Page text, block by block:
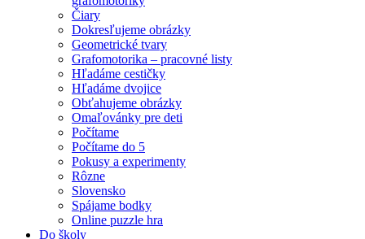
Čiary
Dokresľujeme obrázky
Geometrické tvary
Grafomotorika – pracovné listy
Hľadáme cestičky
Hľadáme dvojice
Obťahujeme obrázky
Omaľovánky pre deti
Počítame
Počítame do 5
Pokusy a experimenty
Rôzne
Slovensko
Spájame bodky
Online puzzle hra
Do školy